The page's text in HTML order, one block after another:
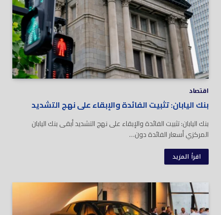
اقتصاد
بنك اليابان: تثبيت الفائدة والإبقاء على نهج التشديد
بنك اليابان: تثبيت الفائدة والإبقاء على نهج التشديد أبقى بنك اليابان
المركزي أسعار الفائدة دون…
اقرأ المزيد